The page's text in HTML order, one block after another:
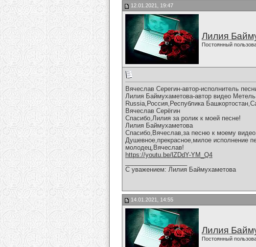
12.01.2021, 19:47
Лилия
Постоянный
Вячеслав Серегин-автор-исполнитель
Лилия Баймухаметова-автор видео Метель
Russia,Россия,Республика
Вячеслав Серёгин
Спасибо,Лилия за ролик к моей песне!
Лилия Баймухаметова
Спасибо,Вячеслав,за песню к моему
Душевное,прекрасное,милое исполнение
молодец,Вячеслав!
https://youtu.be/lZDdY-YM_Q4
С уважением: Лилия Баймухаметова
14.01.2021, 14:55
Лилия
Постоянный